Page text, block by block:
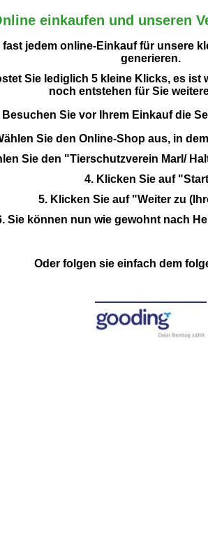
einkaufen und unseren
jedem online-Einkauf für unsere
generieren.
Sie lediglich 5 kleine Klicks, es ist
noch entstehen für Sie
Besuchen Sie vor Ihrem Einkauf die
Sie den Online-Shop aus, in
Sie den "Tierschutzverein Marl/
4. Klicken Sie auf
5. Klicken Sie auf "Weiter zu
Sie können nun wie gewohnt nach
Oder folgen sie einfach dem